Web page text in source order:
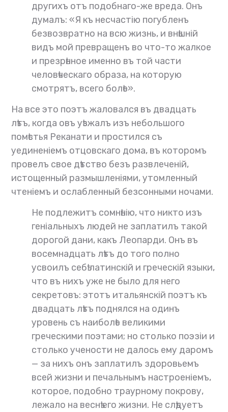
другихъ отъ подобнаго-же вреда. Онъ
думалъ: «Я къ несчастію погубленъ
безвозвратно на всю жизнь, и внѣшній
видъ мой превращенъ во что-то жалкое
и презрѣнное именно въ той части
человѣческаго образа, на которую
смотрятъ, всего болѣе».
На все это поэтъ жаловался въ двадцать
лѣтъ, когда овъ уѣзжалъ изъ небольшого
помѣстья Реканати и простился съ
уединеніемъ отцовскаго дома, въ которомъ
провелъ свое дѣтство безъ развлеченій,
истощенный размышленіями, утомленный
чтеніемъ и ослабленный безсонными ночами.
Не подлежитъ сомнѣнію, что никто изъ
геніальныхъ людей не заплатилъ такой
дорогой дани, какъ Леопарди. Онъ въ
восемнадцать лѣтъ до того полно
усвоилъ себѣ латинскій и греческій языки,
что въ нихъ уже не было для него
секретовъ: этотъ итальянскій поэтъ къ
двадцать лѣтъ поднялся на одинъ
уровень съ наиболѣе великими
греческими поэтами; но столько поэзіи и
столько учености не далось ему даромъ
— за нихъ онъ заплатилъ здоровьемъ
всей жизни и печальнымъ настроеніемъ,
которое, подобно траурному покрову,
лежало на веснѣ его жизни. Не слѣдуетъ